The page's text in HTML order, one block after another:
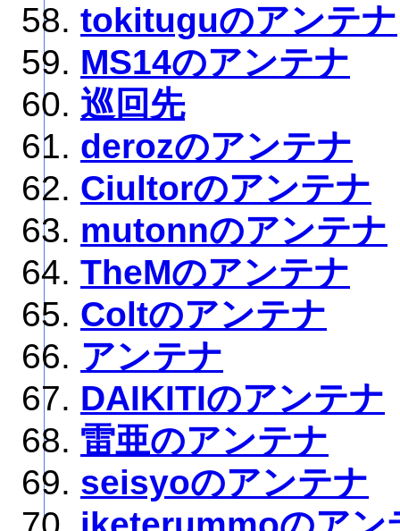
tokituguのアンテナ
MS14のアンテナ
巡回先
derozのアンテナ
Ciultorのアンテナ
mutonnのアンテナ
TheMのアンテナ
Coltのアンテナ
アンテナ
DAIKITIのアンテナ
雷亜のアンテナ
seisyoのアンテナ